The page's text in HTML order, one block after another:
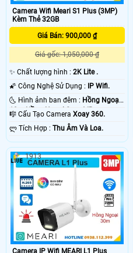
Camera Wifi Meari S1 Plus (3MP)
Kèm Thẻ 32GB
Giá Bán: 900,000 ₫
Giá gốc: 1,050,000 ₫
✨ Chất lượng hình : 2K Lite .
🌠 Công Nghệ Sử Dụng : IP Wifi.
🌜 Hình ảnh ban đêm : Hồng Ngoại
10m Hồng Ngoại Smart IR.
🎼️ Cấu Tạo Camera Xoay 360.
️ლ Tích Hợp : Thu Âm Và Loa.
Camera IP Wifi MEARI L1 Plus
1913